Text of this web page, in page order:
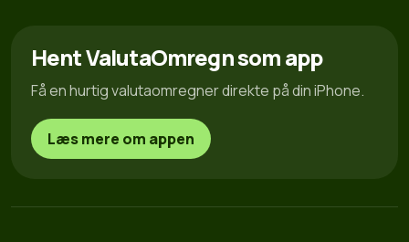
Hent ValutaOmregn som app
Få en hurtig valutaomregner direkte på din iPhone.
Læs mere om appen